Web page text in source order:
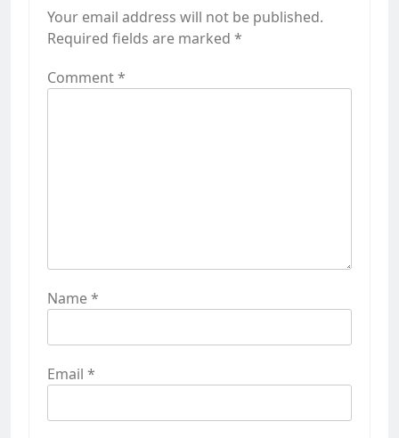
Your email address will not be published.
Required fields are marked *
Comment*
Name*
Email *